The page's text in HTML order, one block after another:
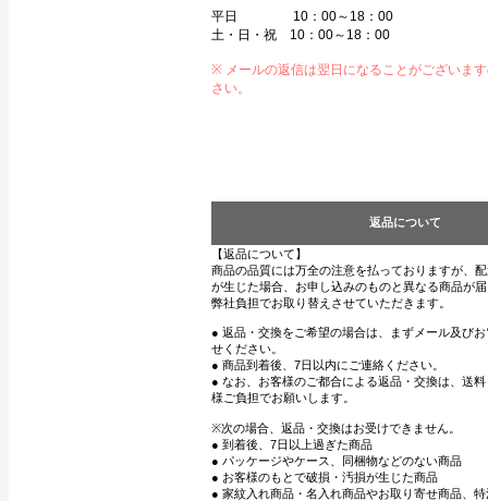
平日 10：00～18：00
土・日・祝 10：00～18：00
※ メールの返信は翌日になることがございま
さい。
返品について
【返品について】
商品の品質には万全の注意を払っておりますが、
が生じた場合、お申し込みのものと異なる商品が
弊社負担でお取り替えさせていただきます。
● 返品・交換をご希望の場合は、まずメール及び
せください。
● 商品到着後、7日以内にご連絡ください。
● なお、お客様のご都合による返品・交換は、送
様ご負担でお願いします。
※次の場合、返品・交換はお受けできません。
● 到着後、7日以上過ぎた商品
● パッケージやケース、同梱物などのない商品
● お客様のもとで破損・汚損が生じた商品
● 家紋入れ商品・名入れ商品やお取り寄せ商品、